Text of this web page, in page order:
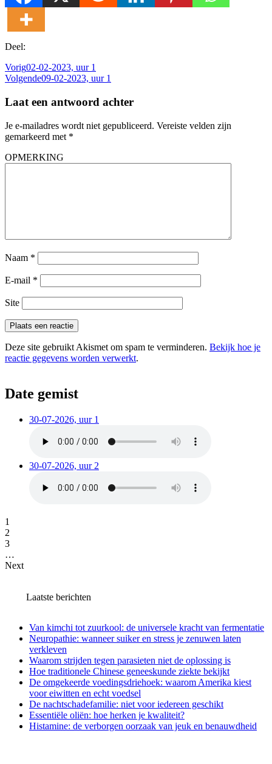
Deel:
Vorig02-02-2023, uur 1
Volgende09-02-2023, uur 1
Laat een antwoord achter
Je e-mailadres wordt niet gepubliceerd. Vereiste velden zijn
gemarkeerd met *
OPMERKING
Naam *
E-mail *
Site
Deze site gebruikt Akismet om spam te verminderen. Bekijk hoe je
reactie gegevens worden verwerkt.
Date gemist
30-07-2026, uur 1
30-07-2026, uur 2
1
2
3
…
Next
Laatste berichten
Van kimchi tot zuurkool: de universele kracht van fermentatie
Neuropathie: wanneer suiker en stress je zenuwen laten
verkleven
Waarom strijden tegen parasieten niet de oplossing is
Hoe traditionele Chinese geneeskunde ziekte bekijkt
De omgekeerde voedingsdriehoek: waarom Amerika kiest
voor eiwitten en echt voedsel
De nachtschadefamilie: niet voor iedereen geschikt
Essentiële oliën: hoe herken je kwaliteit?
Histamine: de verborgen oorzaak van jeuk en benauwdheid